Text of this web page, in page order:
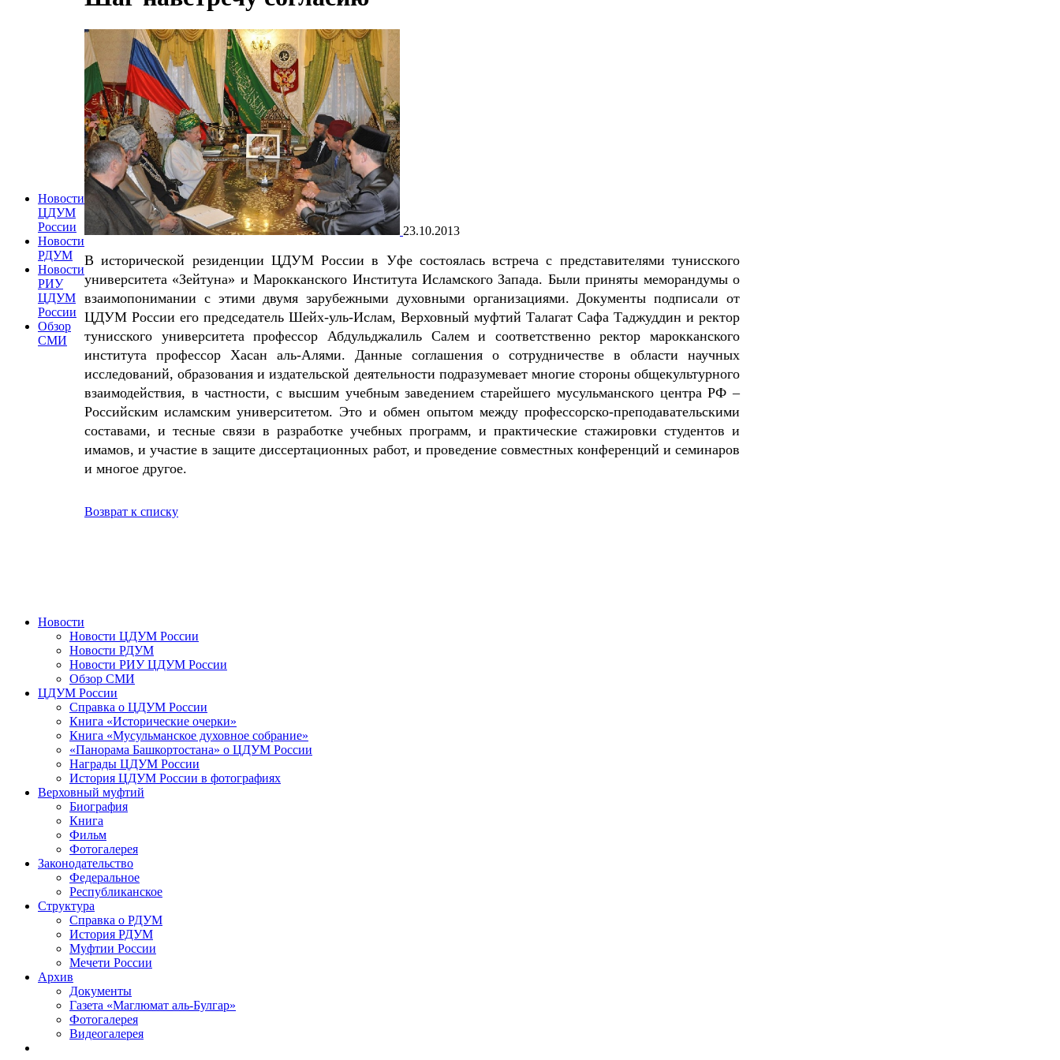
Новости
ЦДУМ
России
Новости
РДУМ
Новости
РИУ
ЦДУМ
России
Обзор
СМИ
23.10.2013
В исторической резиденции ЦДУМ России в Уфе состоялась встреча с представителями тунисского
университета «Зейтуна» и Марокканского Института Исламского Запада. Были приняты меморандумы о
взаимопонимании с этими двумя зарубежными духовными организациями. Документы подписали от
ЦДУМ России его председатель Шейх-уль-Ислам, Верховный муфтий Талагат Сафа Таджуддин и ректор
тунисского университета профессор Абдульджалиль Салем и соответственно ректор марокканского
института профессор Хасан аль-Алями. Данные соглашения о сотрудничестве в области научных
исследований, образования и издательской деятельности подразумевает многие стороны общекультурного
взаимодействия, в частности, с высшим учебным заведением старейшего мусульманского центра РФ –
Российским исламским университетом. Это и обмен опытом между профессорско-преподавательскими
составами, и тесные связи в разработке учебных программ, и практические стажировки студентов и
имамов, и участие в защите диссертационных работ, и проведение совместных конференций и семинаров
и многое другое.
Возврат к списку
Новости
Новости ЦДУМ России
Новости РДУМ
Новости РИУ ЦДУМ России
Обзор СМИ
ЦДУМ России
Справка о ЦДУМ России
Книга «Исторические очерки»
Книга «Мусульманское духовное собрание»
«Панорама Башкортостана» о ЦДУМ России
Награды ЦДУМ России
История ЦДУМ России в фотографиях
Верховный муфтий
Биография
Книга
Фильм
Фотогалерея
Законодательство
Федеральное
Республиканское
Структура
Справка о РДУМ
История РДУМ
Муфтии России
Мечети России
Архив
Документы
Газета «Маглюмат аль-Булгар»
Фотогалерея
Видеогалерея